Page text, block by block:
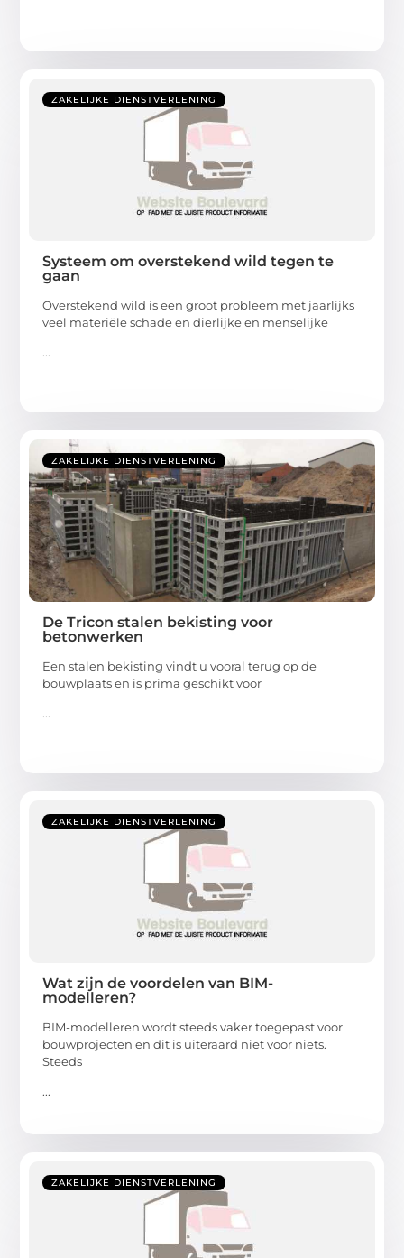
ZAKELIJKE DIENSTVERLENING
Systeem om overstekend wild tegen te
gaan
Overstekend wild is een groot probleem met jaarlijks
veel materiële schade en dierlijke en menselijke
...
ZAKELIJKE DIENSTVERLENING
De Tricon stalen bekisting voor
betonwerken
Een stalen bekisting vindt u vooral terug op de
bouwplaats en is prima geschikt voor
...
ZAKELIJKE DIENSTVERLENING
Wat zijn de voordelen van BIM-
modelleren?
BIM-modelleren wordt steeds vaker toegepast voor
bouwprojecten en dit is uiteraard niet voor niets.
Steeds
...
ZAKELIJKE DIENSTVERLENING